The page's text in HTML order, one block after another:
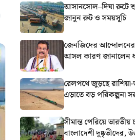
আসানসোল–দিঘা রুটে
জানুন রুট ও সময়সূচি
জেনজিদের
আসল কারণ জানালেন
রেলপথে জুড়ছে
এড়াতে বড় পরিকল্পনা
সীমান্ত পেরিয়ে
বাংলাদেশী দুষ্কৃতীদের,